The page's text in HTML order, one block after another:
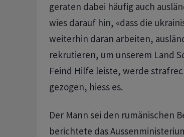
geraten dabei häufig auch
wies darauf hin, «dass die
weiterhin daran arbeiten,
rekrutieren, um unserem Land
Feind Hilfe leiste, werde
gezogen, hiess es.
Der Mann sei den rumänischen
berichtete das